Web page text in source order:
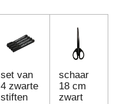
set van
4 zwarte
stiften
schaar
18 cm
zwart